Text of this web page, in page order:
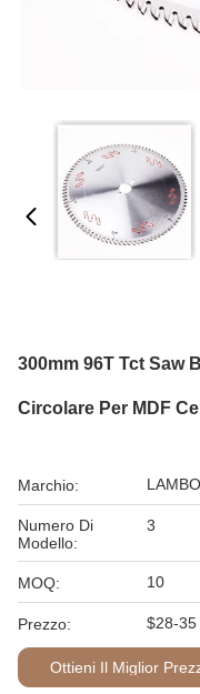
300mm 96T Tct Saw
Circolare Per MDF
Marchio:
Numero Di
Modello:
3
MOQ: 10
Prezzo: $28-35
Ottieni Il Miglior